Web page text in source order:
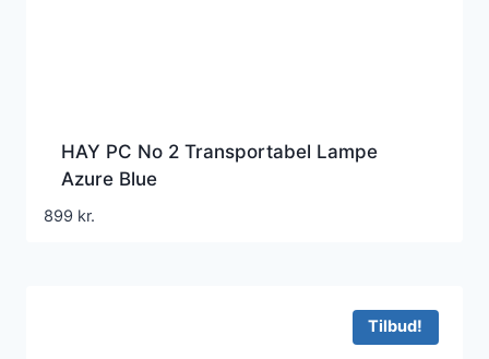
HAY PC No 2 Transportabel Lampe
Azure Blue
899 kr.
Tilbud!